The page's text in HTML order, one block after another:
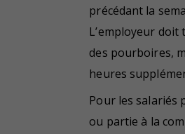
précédant la
L’employeur doit
des pourboires,
heures
Pour les salariés
ou partie à la